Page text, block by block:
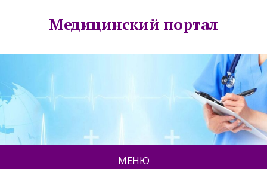
Медицинский портал
МЕНЮ